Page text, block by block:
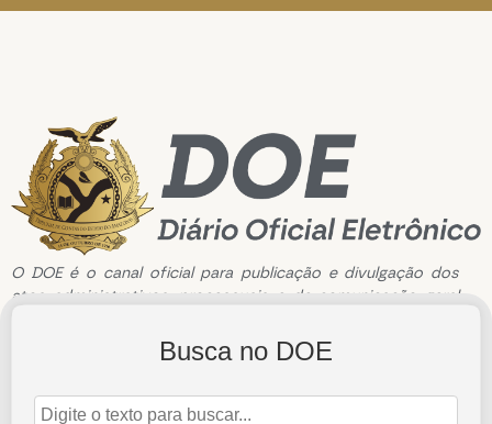
O DOE é o canal oficial para publicação e divulgação dos
atos administrativos, processuais e de comunicação geral
Edição de n°2728 de 09 de fevereiro de 2022
Busca no DOE